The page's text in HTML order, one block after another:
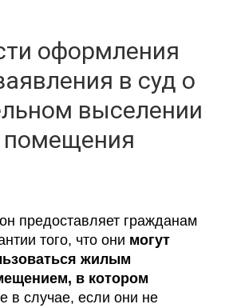
оформления
в суд о
выселении
помещения
предоставляет гражданам
того, что они могут
жилым
в котором
в случае, если они не